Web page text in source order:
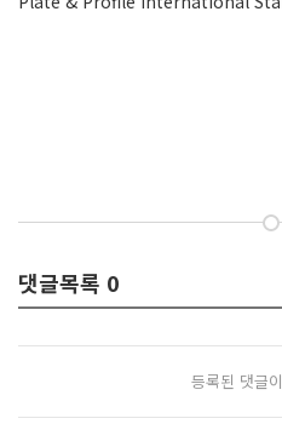
댓글목록 0
등록된 댓글